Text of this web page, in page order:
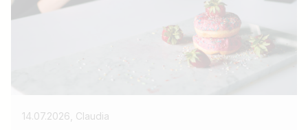
14.07.2026, Claudia